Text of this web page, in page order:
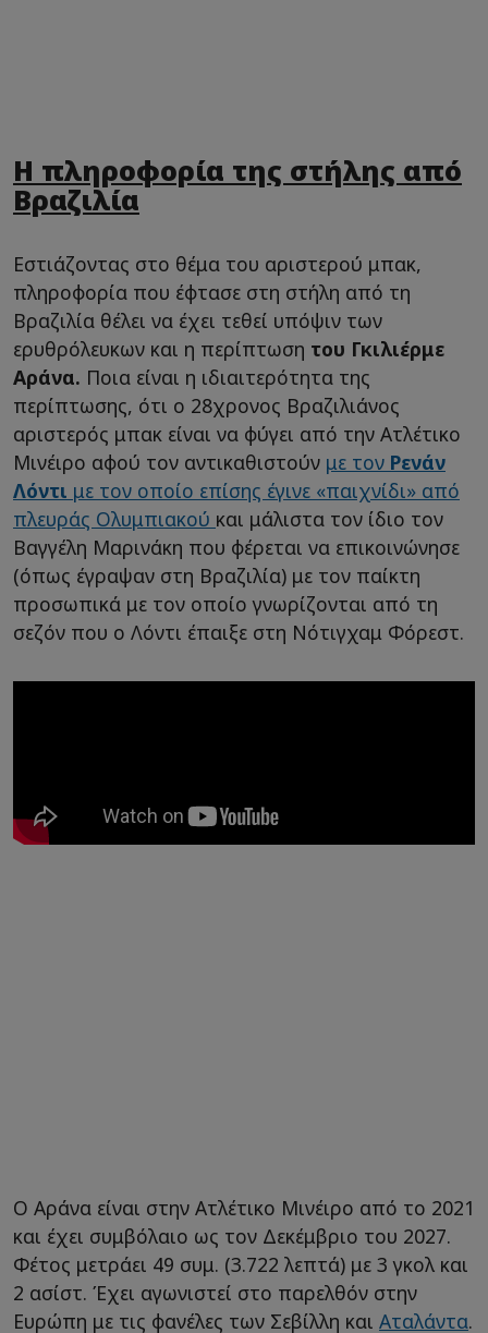
Η πληροφορία της στήλης από
Βραζιλία
Εστιάζοντας στο θέμα του αριστερού μπακ,
πληροφορία που έφτασε στη στήλη από τη
Βραζιλία θέλει να έχει τεθεί υπόψιν των
ερυθρόλευκων και η περίπτωση του Γκιλιέρμε
Αράνα. Ποια είναι η ιδιαιτερότητα της
περίπτωσης, ότι ο 28χρονος Βραζιλιάνος
αριστερός μπακ είναι να φύγει από την Ατλέτικο
Μινέιρο αφού τον αντικαθιστούν με τον Ρενάν
Λόντι με τον οποίο επίσης έγινε «παιχνίδι» από
πλευράς Ολυμπιακού και μάλιστα τον ίδιο τον
Βαγγέλη Μαρινάκη που φέρεται να επικοινώνησε
(όπως έγραψαν στη Βραζιλία) με τον παίκτη
προσωπικά με τον οποίο γνωρίζονται από τη
σεζόν που ο Λόντι έπαιξε στη Νότιγχαμ Φόρεστ.
Ο Αράνα είναι στην Ατλέτικο Μινέιρο από το 2021
και έχει συμβόλαιο ως τον Δεκέμβριο του 2027.
Φέτος μετράει 49 συμ. (3.722 λεπτά) με 3 γκολ και
2 ασίστ. Έχει αγωνιστεί στο παρελθόν στην
Ευρώπη με τις φανέλες των Σεβίλλη και Αταλάντα.